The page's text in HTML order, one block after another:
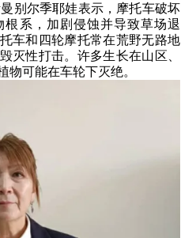
别尔季耶娃表示，摩托车破坏
系，加剧侵蚀并导致草场退
车和四轮摩托常在荒野无路地
灭性打击。许多生长在山区、
物可能在车轮下灭绝。